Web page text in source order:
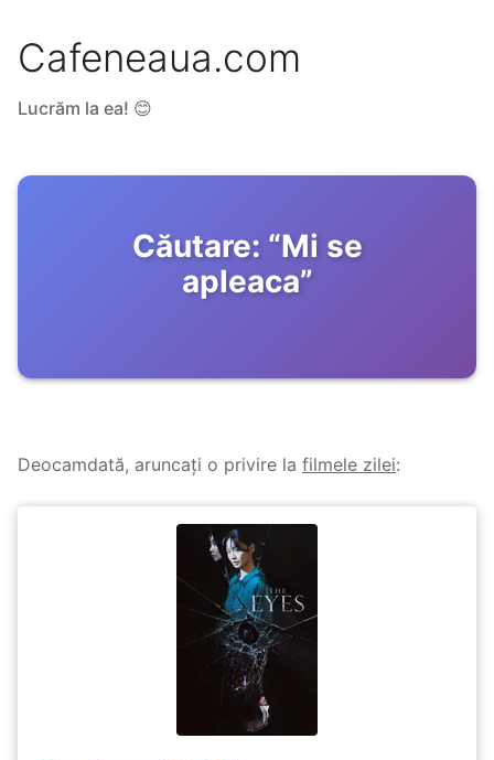
Cafeneaua.com
Lucrăm la ea! 😊
Căutare: “Mi se
apleaca”
Deocamdată, aruncați o privire la filmele zilei: